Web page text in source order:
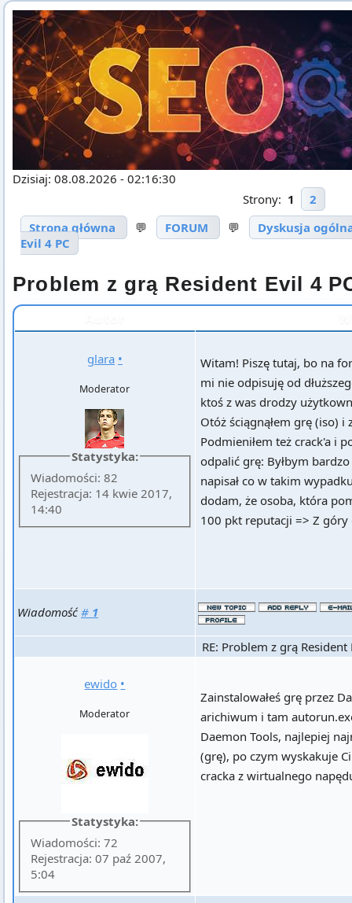
Dzisiaj: 08.08.2026 - 02:16:30
Strony: 1
2
Strona główna
💬 FORUM 💬
Dyskusja
Evil 4 PC
Problem z grą Resident Evil 4
glara •
Moderator
Statystyka:
Wiadomości: 82
Rejestracja: 14 kwie 2017,
14:40
Witam! Piszę tutaj, bo na
mi nie odpisuję od
ktoś z was drodzy
Otóż ściągnąłem grę (iso)
Podmieniłem też crack'a i
odpalić grę: Byłbym
napisał co w takim
dodam, że osoba, która
100 pkt reputacji => Z góry
Wiadomość # 1
RE: Problem z grą Resident
ewido •
Moderator
Statystyka:
Wiadomości: 72
Rejestracja: 07 paź 2007,
5:04
Zainstalowałeś grę przez
arichiwum i tam
Daemon Tools, najlepiej
(grę), po czym wyskakuje
cracka z wirtualnego